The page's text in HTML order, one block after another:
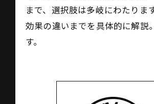
まで、選択肢は多岐にわたりま
効果の違いまでを具体的に解説
す。